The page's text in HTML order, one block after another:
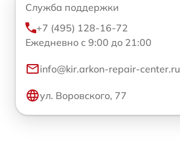
Служба поддержки
+7 (495) 128-16-72
Ежедневно с 9:00 до 21:00
info@kir.arkon-repair-center.ru
ул. Воровского, 77